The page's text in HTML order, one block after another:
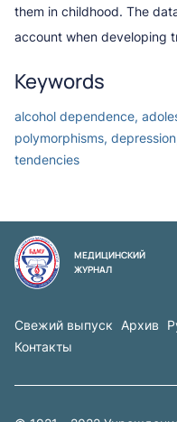
them in childhood. The
account when developing
Keywords
alcohol dependence,
polymorphisms,
tendencies
МЕДИЦИНСКИЙ
ЖУРНАЛ
Свежий выпуск Архив
Контакты